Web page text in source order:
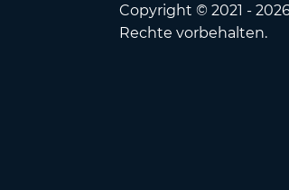
Copyright © 2021 -
Rechte vorbehalten.